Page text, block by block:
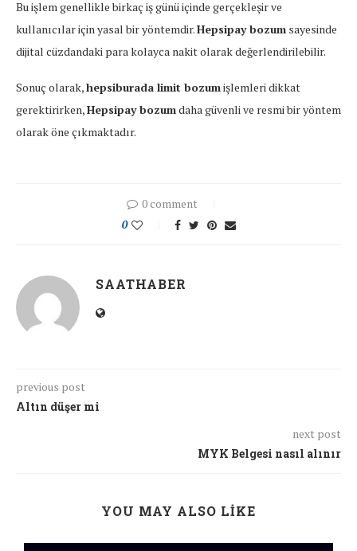
Bu işlem genellikle birkaç iş günü içinde gerçekleşir ve
kullanıcılar için yasal bir yöntemdir.Hepsipay bozum sayesinde
dijital cüzdandaki para kolayca nakit olarak değerlendirilebilir.
Sonuç olarak,hepsiburada limit bozumişlemleri dikkat
gerektirirken,Hepsipay bozumdaha güvenli ve resmi bir yöntem
olarak öne çıkmaktadır.
0 comment
0
SAATHABER
previous post
Altın düşer mi
next post
MYK Belgesi nasıl alınır
YOU MAY ALSO LIKE